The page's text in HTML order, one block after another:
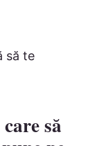
să te
să